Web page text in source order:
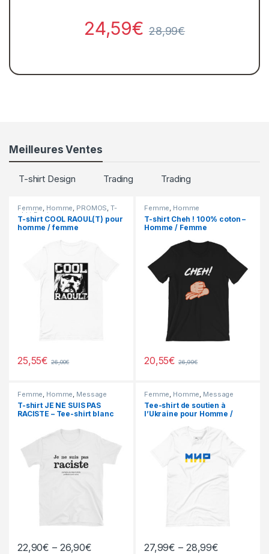
24,59€ 28,99€
Meilleures Ventes
T-shirt Design Trading Trading
Femme, Homme, PROMOS, T-
shirt Design
T-shirt COOL RAOUL(T) pour
homme / femme
25,55€ 26,00€
Femme, Homme
T-shirt Cheh ! 100% coton –
Homme / Femme
20,55€ 26,99€
Femme, Homme, Message
Femme Message Homme
T-shirt JE NE SUIS PAS
RACISTE – Tee-shirt blanc
22,90€ – 26,90€
Femme, Homme, Message
Femme , Message Homme
Pays & villes Femme,Pays &
villes Homme
Tee-shirt de soutien à
l’Ukraine pour Homme /
27,99€ – 28,99€